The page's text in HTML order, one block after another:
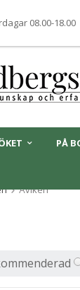
08.00-18.00
PÅ
Åviken